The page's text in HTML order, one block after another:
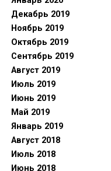
Декабрь 2019
Ноябрь 2019
Октябрь 2019
Сентябрь 2019
Август 2019
Июль 2019
Июнь 2019
Май 2019
Январь 2019
Август 2018
Июль 2018
Июнь 2018